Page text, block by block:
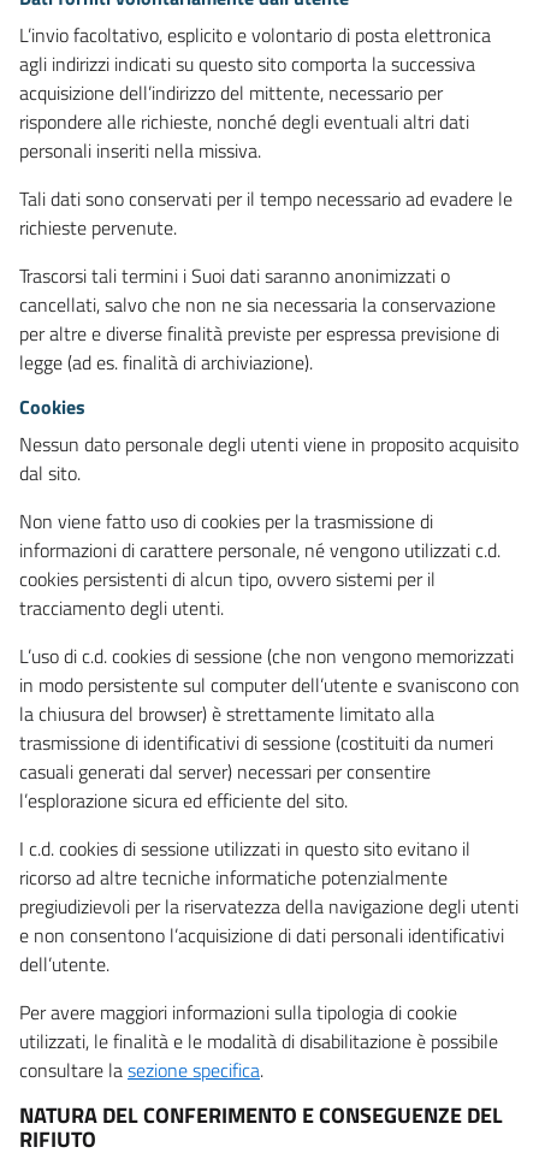
L’invio facoltativo, esplicito e volontario di posta elettronica
agli indirizzi indicati su questo sito comporta la successiva
acquisizione dell’indirizzo del mittente, necessario per
rispondere alle richieste, nonché degli eventuali altri dati
personali inseriti nella missiva.
Tali dati sono conservati per il tempo necessario ad evadere le
richieste pervenute.
Trascorsi tali termini i Suoi dati saranno anonimizzati o
cancellati, salvo che non ne sia necessaria la conservazione
per altre e diverse finalità previste per espressa previsione di
legge (ad es. finalità di archiviazione).
Cookies
Nessun dato personale degli utenti viene in proposito acquisito
dal sito.
Non viene fatto uso di cookies per la trasmissione di
informazioni di carattere personale, né vengono utilizzati c.d.
cookies persistenti di alcun tipo, ovvero sistemi per il
tracciamento degli utenti.
L’uso di c.d. cookies di sessione (che non vengono memorizzati
in modo persistente sul computer dell’utente e svaniscono con
la chiusura del browser) è strettamente limitato alla
trasmissione di identificativi di sessione (costituiti da numeri
casuali generati dal server) necessari per consentire
l’esplorazione sicura ed efficiente del sito.
I c.d. cookies di sessione utilizzati in questo sito evitano il
ricorso ad altre tecniche informatiche potenzialmente
pregiudizievoli per la riservatezza della navigazione degli utenti
e non consentono l’acquisizione di dati personali identificativi
dell’utente.
Per avere maggiori informazioni sulla tipologia di cookie
utilizzati, le finalità e le modalità di disabilitazione è possibile
consultare lasezione specifica.
NATURA DEL CONFERIMENTO E CONSEGUENZE DEL
RIFIUTO